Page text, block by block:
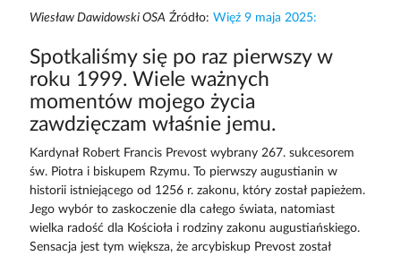
Wiesław Dawidowski OSAŹródło: Więź 9 maja 2025:
Spotkaliśmy się po raz pierwszy w
roku 1999. Wiele ważnych
momentów mojego życia
zawdzięczam właśnie jemu.
Kardynał Robert Francis Prevost wybrany 267. sukcesorem
św. Piotra i biskupem Rzymu. To pierwszy augustianin w
historii istniejącego od 1256 r. zakonu, który został papieżem.
Jego wybór to zaskoczenie dla całego świata, natomiast
wielka radość dla Kościoła i rodziny zakonu augustiańskiego.
Sensacja jest tym większa, że arcybiskup Prevost został